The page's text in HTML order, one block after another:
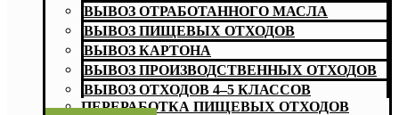
ВЫВОЗ ОТРАБОТАННОГО МАСЛА
ВЫВОЗ ПИЩЕВЫХ ОТХОДОВ
ВЫВОЗ КАРТОНА
ВЫВОЗ ПРОИЗВОДСТВЕННЫХ ОТХОДОВ
ВЫВОЗ ОТХОДОВ 4–5 КЛАССОВ
ПЕРЕРАБОТКА ПИЩЕВЫХ ОТХОДОВ